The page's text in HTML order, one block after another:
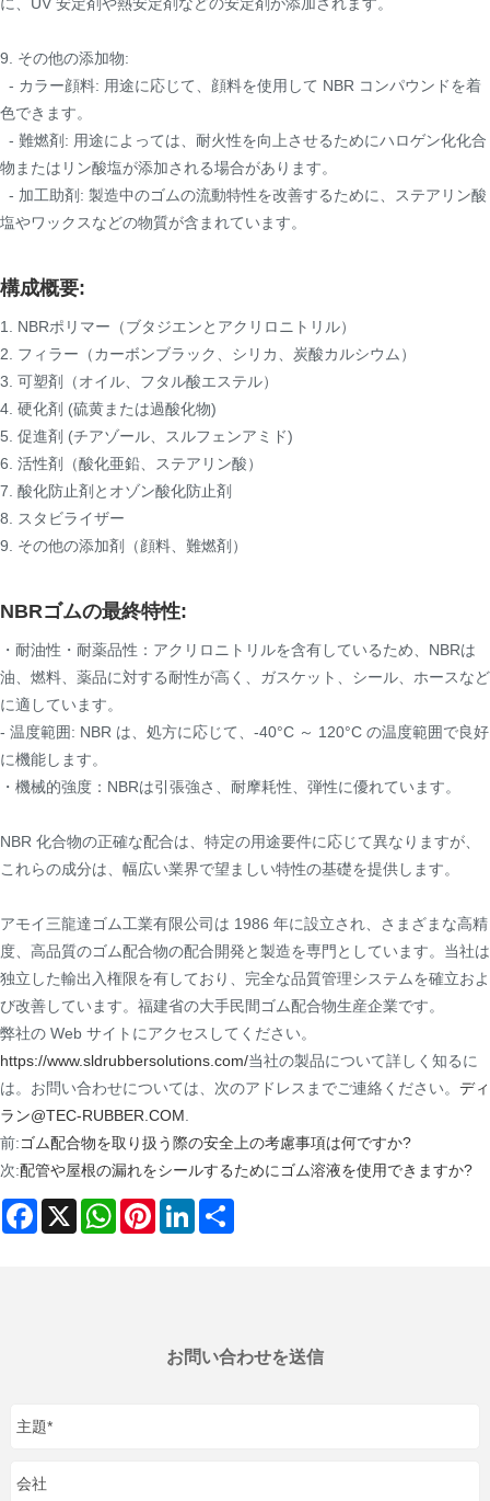
9. その他の添加物:
- カラー顔料: 用途に応じて、顔料を使用して NBR コンパウンドを着
色できます。
- 難燃剤: 用途によっては、耐火性を向上させるためにハロゲン化化合
物またはリン酸塩が添加される場合があります。
- 加工助剤: 製造中のゴムの流動特性を改善するために、ステアリン酸
塩やワックスなどの物質が含まれています。
構成概要:
1. NBRポリマー（ブタジエンとアクリロニトリル）
2. フィラー（カーボンブラック、シリカ、炭酸カルシウム）
3. 可塑剤（オイル、フタル酸エステル）
4. 硬化剤 (硫黄または過酸化物)
5. 促進剤 (チアゾール、スルフェンアミド)
6. 活性剤（酸化亜鉛、ステアリン酸）
7. 酸化防止剤とオゾン酸化防止剤
8. スタビライザー
9. その他の添加剤（顔料、難燃剤）
NBRゴムの最終特性:
・耐油性・耐薬品性：アクリロニトリルを含有しているため、NBRは
油、燃料、薬品に対する耐性が高く、ガスケット、シール、ホースなど
に適しています。
- 温度範囲: NBR は、処方に応じて、-40°C ～ 120°C の温度範囲で良好
に機能します。
・機械的強度：NBRは引張強さ、耐摩耗性、弾性に優れています。
NBR 化合物の正確な配合は、特定の用途要件に応じて異なりますが、
これらの成分は、幅広い業界で望ましい特性の基礎を提供します。
アモイ三龍達ゴム工業有限公司は 1986 年に設立され、さまざまな高精
度、高品質のゴム配合物の配合開発と製造を専門としています。当社は
独立した輸出入権限を有しており、完全な品質管理システムを確立およ
び改善しています。福建省の大手民間ゴム配合物生産企業です。
弊社の Web サイトにアクセスしてください。
https://www.sldrubbersolutions.com/当社の製品について詳しく知るに
は。お問い合わせについては、次のアドレスまでご連絡ください。 ディ
ラン@TEC-RUBBER.COM
前:ゴム配合物を取り扱う際の安全上の考慮事項は何ですか?
次:配管や屋根の漏れをシールするためにゴム溶液を使用できますか?
Facebook
X WhatsAppPinterestLinkedIn
お問い合わせを送信